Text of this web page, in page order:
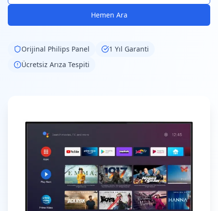
Hemen Ara
Orijinal Philips Panel
1 Yıl Garanti
Ücretsiz Arıza Tespiti